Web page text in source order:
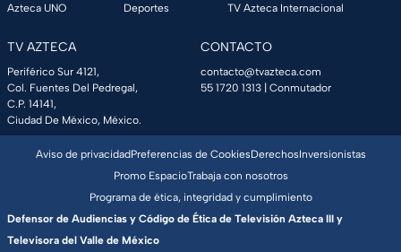
Azteca UNO
Deportes
TV Azteca Internacional
TV AZTECA
Periférico Sur 4121,
Col. Fuentes Del Pedregal,
C.P. 14141,
Ciudad De México, México.
CONTACTO
contacto@tvazteca.com
55 1720 1313 | Conmutador
Aviso de privacidadPreferencias de CookiesDerechosInversionistas
Promo EspacioTrabaja con nosotros
Programa de ética, integridad y cumplimiento
Defensor de Audiencias y Código de Ética de Televisión Azteca III y
Televisora del Valle de México